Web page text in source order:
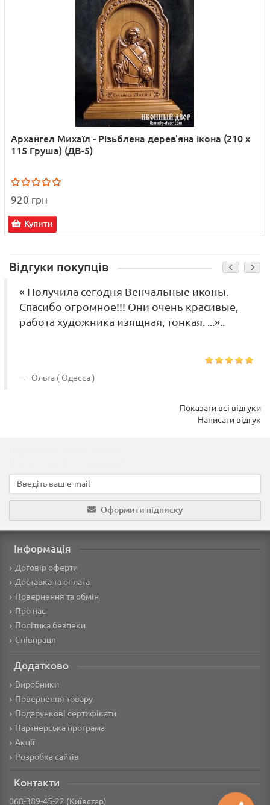
Архангел Михаїл - Різьблена дерев'яна ікона (210 х
115 Груша) (ДВ-5)
920 грн
Купити
Відгуки покупців
« Получила сегодня Венчальные иконы.
Спасибо огромное!!! Они очень красивые,
работа художника изящная, тонкая. ...»..
Ольга ( Одесса )
Показати всі відгуки
Написати відгук
Оформити підписку
Інформація
Договір оферти
Доставка та оплата
Повернення та обмін
Про нас
Політика безпеки
Співпраця
Додатково
Виробники
Повернення товару
Подарункові сертифікати
Партнерська програма
Акції
Розробка сайтів
Контакти
068-389-45-22 (Київстар)